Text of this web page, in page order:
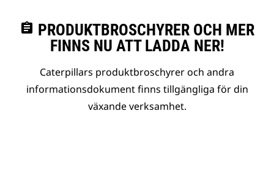
assignment PRODUKTBROSCHYRER OCH MER
FINNS NU ATT LADDA NER!
Caterpillars produktbroschyrer och andra
informationsdokument finns tillgängliga för din
växande verksamhet.